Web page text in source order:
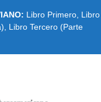
Libro Primero Libro
Libro Tercero (Parte